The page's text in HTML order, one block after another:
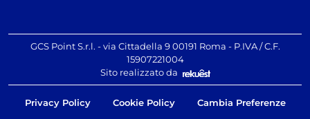
GCS Point S.r.l. - via Cittadella 9 00191 Roma - P.IVA / C.F.
15907221004
Sito realizzato da
Privacy Policy Cookie Policy Cambia Preferenze